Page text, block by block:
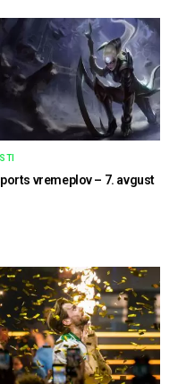
vremeplov – 7. avgust